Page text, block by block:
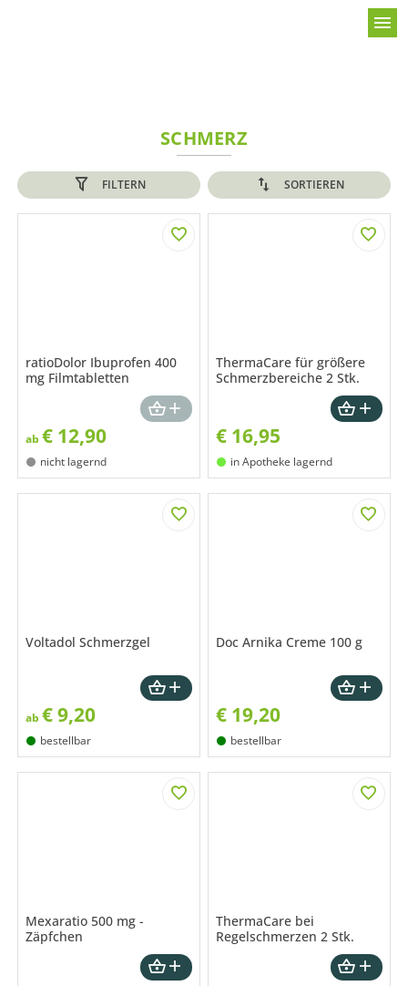
menu
SCHMERZ
FILTERN SORTIEREN
ratioDolor Ibuprofen 400
mg Filmtabletten
ab€ 12,90
nicht lagernd
ThermaCare für größere
Schmerzbereiche 2 Stk.
€ 16,95
in Apotheke lagernd
Voltadol Schmerzgel
ab€9,20
bestellbar
Doc Arnika Creme 100 g
€ 19,20
bestellbar
Mexaratio 500 mg -
Zäpfchen
ThermaCare bei
Regelschmerzen 2 Stk.